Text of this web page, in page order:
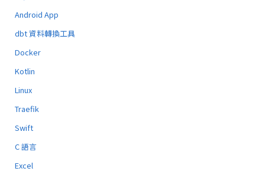
Android App
dbt 資料轉換工具
Docker
Kotlin
Linux
Traefik
Swift
C 語言
Excel